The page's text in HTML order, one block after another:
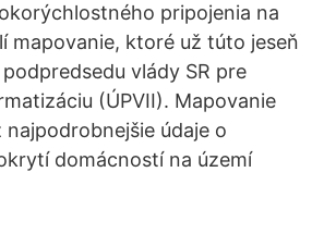
pripojenia na
mapovanie, ktoré už túto jeseň
vlády SR pre
(ÚPVII). Mapovanie
údaje o
domácností na území